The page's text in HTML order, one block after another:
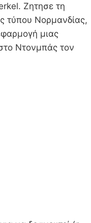
Ζητησε τη
τύπου Νορμανδίας,
μιας
Ντονμπάς τον